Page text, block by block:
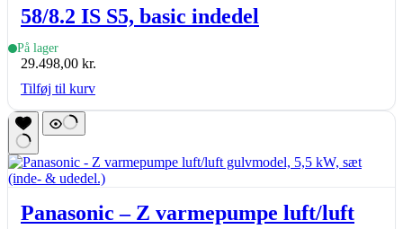
58/8.2 IS S5, basic indedel
På lager
29.498,00 kr.
Tilføj til kurv
Panasonic – Z varmepumpe luft/luft